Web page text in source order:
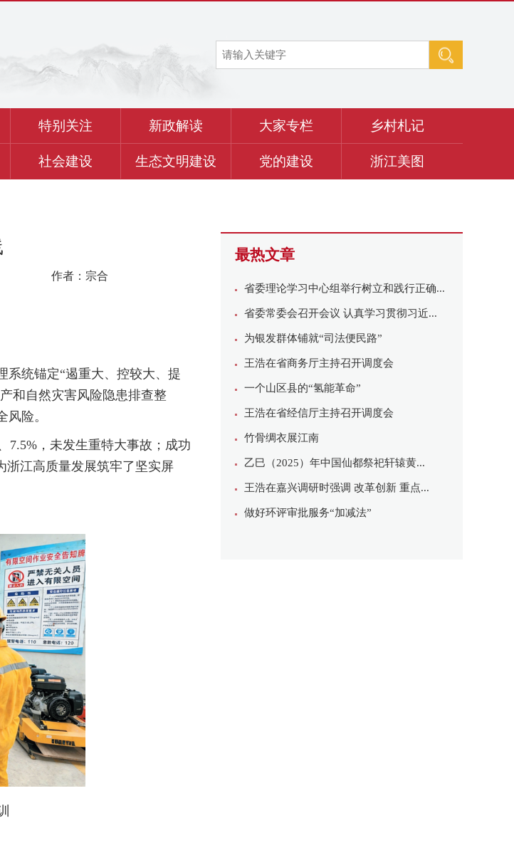
特别关注 新政解读 大家专栏 乡村札记
社会建设 生态文明建设 党的建设 浙江美图
作者：宗合
系统锚定“遏重大、控较大、提
和自然灾害风险隐患排查整
险。
7.5%，未发生重特大事故；成功
浙江高质量发展筑牢了坚实屏
最热文章